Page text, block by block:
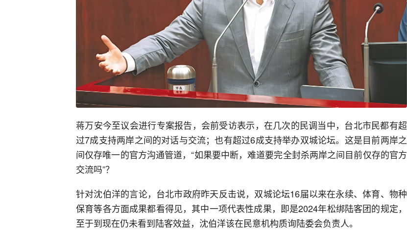
蒋万安今至议会进行专案报告，会前受访表示，在几次的民调当中，台北市民都有超
过7成支持两岸之间的对话与交流；也有超过6成支持举办双城论坛。这是目前两岸之
间仅存唯一的官方沟通管道，“如果要中断，难道要完全封杀两岸之间目前仅存的官方
交流吗”？
针对沈伯洋的言论，台北市政府昨天反击说，双城论坛16届以来在永续、体育、物种
保育等各方面成果都看得见，其中一项代表性成果，即是2024年松绑陆客团的规定，
至于到现在仍未看到陆客效益，沈伯洋该在民意机构质询陆委会负责人。